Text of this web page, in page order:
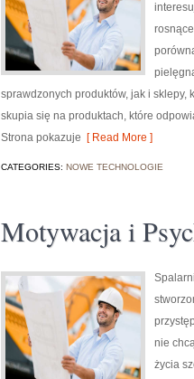
sprawdzonych produktów, jak i sklepy,
skupia się na produktach, które
Strona pokazuje [ Read More ]
CATEGORIES: NOWE TECHNOLOGIE
Motywacja i
nie
życia